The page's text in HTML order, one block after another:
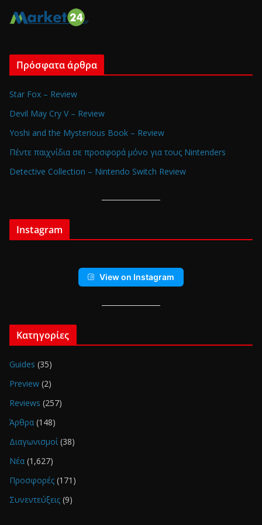
Πρόσφατα άρθρα
Star Fox – Review
Devil May Cry V – Review
Yoshi and the Mysterious Book – Review
Πέντε παιχνίδια σε προσφορά μόνο για τους Nintenders
Detective Collection – Nintendo Switch Review
Instagram
View on Instagram
Κατηγορίες
Guides (35)
Preview (2)
Reviews (257)
Άρθρα (148)
Διαγωνισμοί(38)
Νέα (1,627)
Προσφορές (171)
Συνεντεύξεις (9)